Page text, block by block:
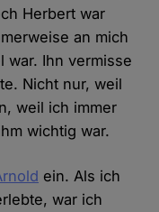
Herbert war
an mich
war. Ihn vermisse
Nicht nur, weil
weil ich immer
wichtig war.
ein. Als ich
war ich